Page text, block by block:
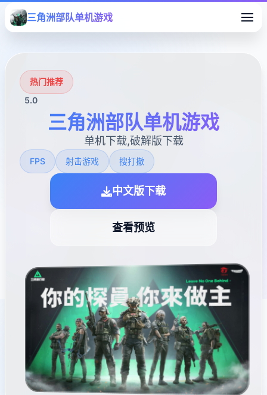
三角洲部队单机游戏
热门推荐
5.0
三角洲部队单机游戏
单机下载,破解版下载
FPS 射击游戏 搜打撤
中文版下载
查看预览